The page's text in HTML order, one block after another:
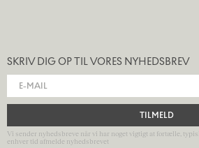
SKRIV DIG OP TIL VORES NYHEDSBREV
TILMELD
Vi sender nyhedsbreve når vi har noget vigtigt at fortælle,
enhver tid afmelde nyhedsbrevet